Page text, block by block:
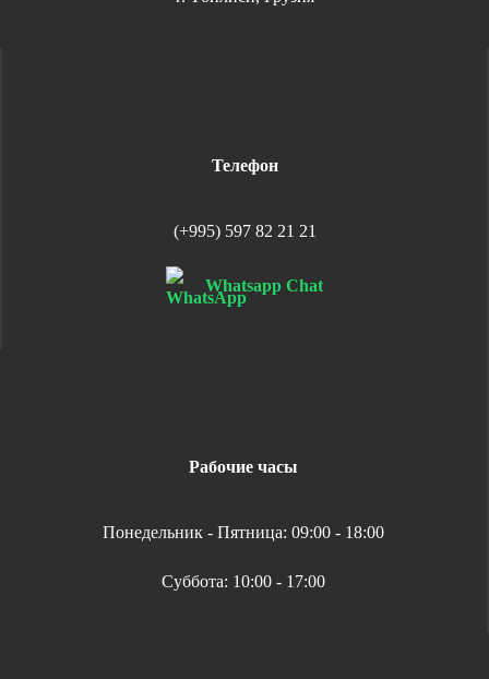
Телефон
(+995) 597 82 21 21
Whatsapp Chat
Рабочие часы
Понедельник - Пятница: 09:00 - 18:00
Суббота: 10:00 - 17:00